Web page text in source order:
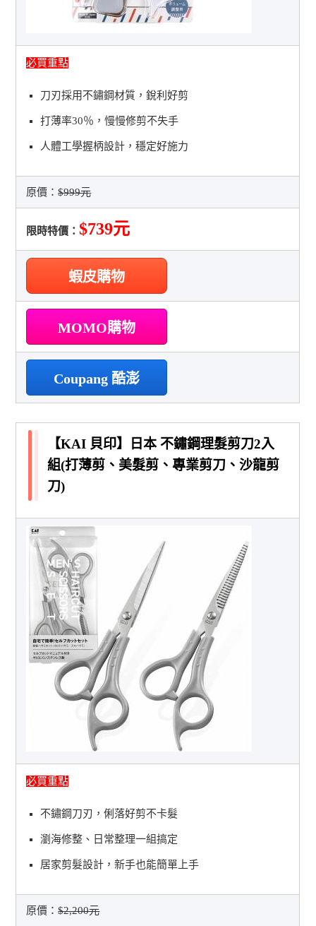
必買重點
刀刃採用不鏽鋼材質，銳利好剪
打薄率30％，慢慢修剪不失手
人體工學握柄設計，穩定好施力
原價：$999元
限時特價：$739元
蝦皮購物
MOMO購物
Coupang 酷澎
【KAI 貝印】日本 不鏽鋼理髮剪刀2入
組(打薄剪、美髮剪、專業剪刀、沙龍剪
刀)
必買重點
不鏽鋼刀刃，俐落好剪不卡髮
瀏海修整、日常整理一組搞定
居家剪髮設計，新手也能簡單上手
原價：$2,200元